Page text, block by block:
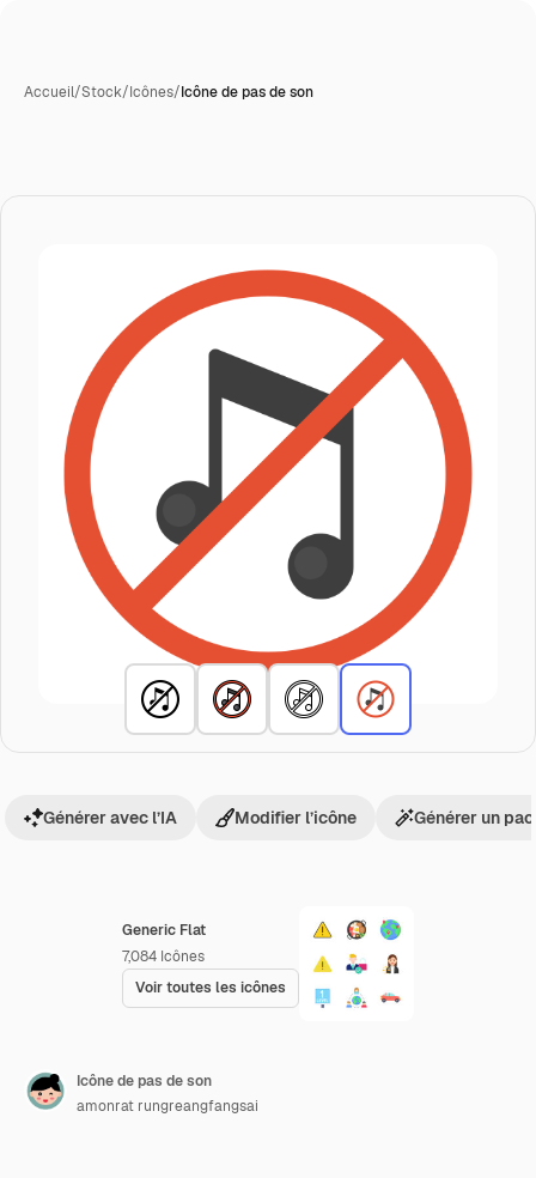
Accueil/Stock/Icônes/Icône de pas de son
Generic Flat
7,084 Icônes
Voir toutes les icônes
Générer avec l’IA Modifier l’icône Générer un
Icône de pas de son
amonrat rungreangfangsai